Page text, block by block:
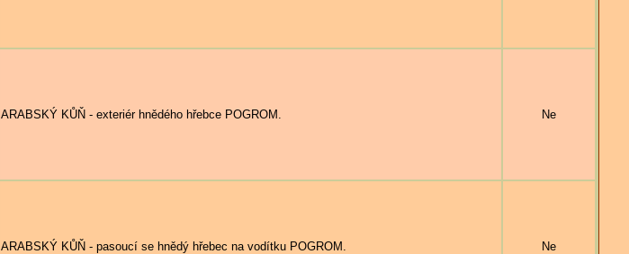
ARABSKÝ KŮŇ - exteriér hnědého hřebce POGROM. Ne
ARABSKÝ KŮŇ - pasoucí se hnědý hřebec na vodítku POGROM. Ne